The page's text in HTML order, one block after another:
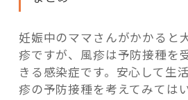
妊娠中のママさんがかかると
疹ですが、風疹は予防接種を
きる感染症です。安心して生
疹の予防接種を考えてみては